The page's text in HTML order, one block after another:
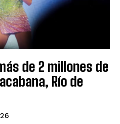
de 2 millones de
Río de